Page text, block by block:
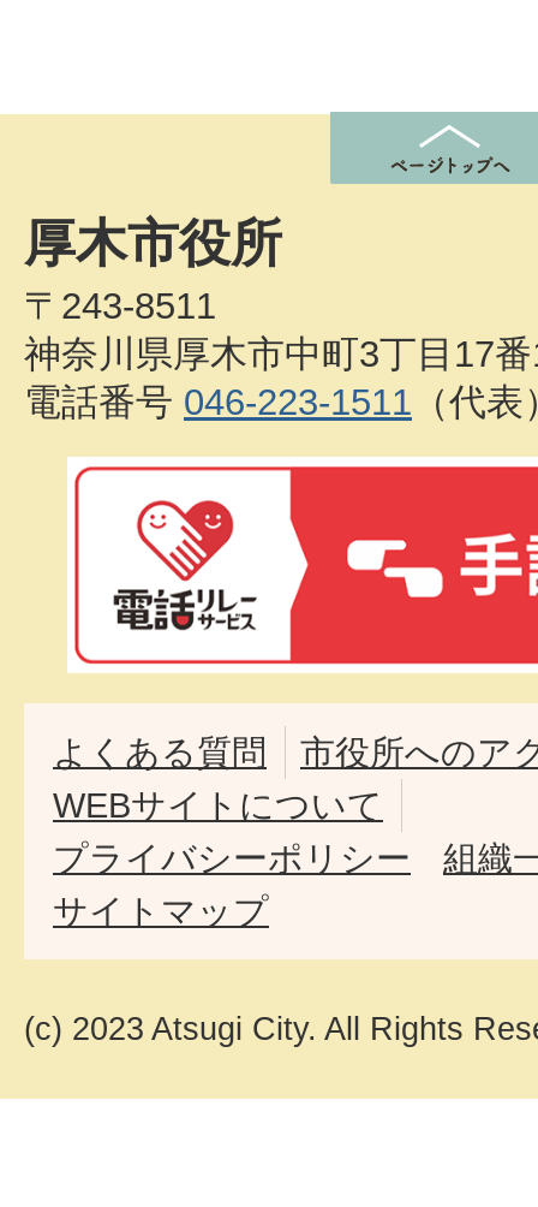
厚木市役所
〒243-8511
神奈川県厚木市中町3丁目17
電話番号 046-223-1511 （代表
よくある質問
市役所へのア
WEBサイトについて
プライバシーポリシー
組織
サイトマップ
(c) 2023 Atsugi City. All Rights